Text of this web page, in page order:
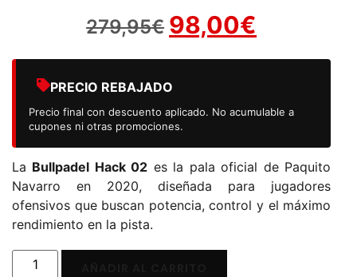
279,95€ 98,00€
PRECIO REBAJADO
Precio final con descuento aplicado. No acumulable a
cupones ni otras promociones.
La Bullpadel Hack 02 es la pala oficial de Paquito
Navarro en 2020, diseñada para jugadores
ofensivos que buscan potencia, control y el máximo
rendimiento en la pista.